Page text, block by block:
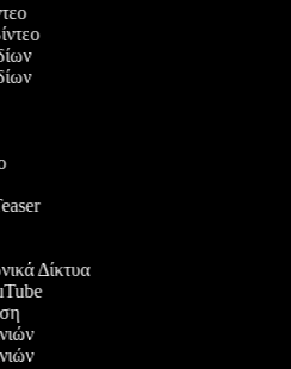
Δίκτυα